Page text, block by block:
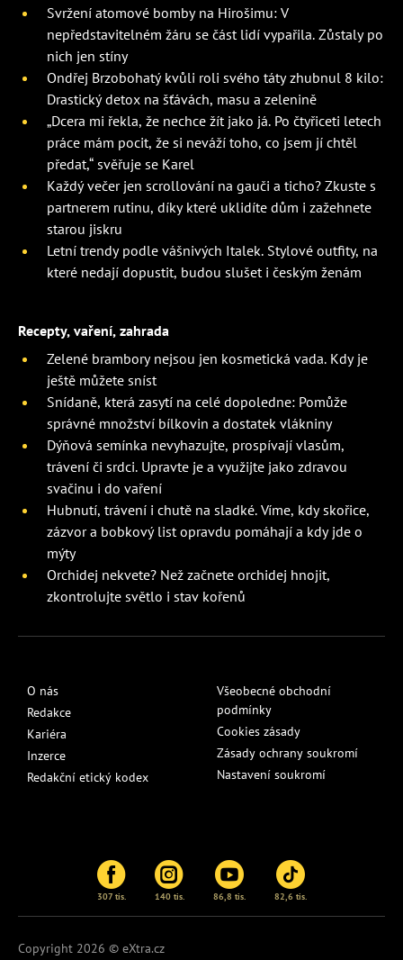
Svržení atomové bomby na Hirošimu: V
nepředstavitelném žáru se část lidí vypařila. Zůstaly po
nich jen stíny
Ondřej Brzobohatý kvůli roli svého táty zhubnul 8 kilo:
Drastický detox na šťávách, masu a zelenině
„Dcera mi řekla, že nechce žít jako já. Po čtyřiceti letech
práce mám pocit, že si neváží toho, co jsem jí chtěl
předat,“ svěřuje se Karel
Každý večer jen scrollování na gauči a ticho? Zkuste s
partnerem rutinu, díky které uklidíte dům i zažehnete
starou jiskru
Letní trendy podle vášnivých Italek. Stylové outfity, na
které nedají dopustit, budou slušet i českým ženám
Recepty, vaření, zahrada
Zelené brambory nejsou jen kosmetická vada. Kdy je
ještě můžete sníst
Snídaně, která zasytí na celé dopoledne: Pomůže
správné množství bílkovin a dostatek vlákniny
Dýňová semínka nevyhazujte, prospívají vlasům,
trávení či srdci. Upravte je a využijte jako zdravou
svačinu i do vaření
Hubnutí, trávení i chutě na sladké. Víme, kdy skořice,
zázvor a bobkový list opravdu pomáhají a kdy jde o
mýty
Orchidej nekvete? Než začnete orchidej hnojit,
zkontrolujte světlo i stav kořenů
O nás
Redakce
Kariéra
Inzerce
Redakční etický kodex
Všeobecné obchodní
podmínky
Cookies zásady
Zásady ochrany soukromí
Nastavení soukromí
307 tis. 140 tis. 86,8 tis. 82,6 tis.
Copyright 2026 © eXtra.cz